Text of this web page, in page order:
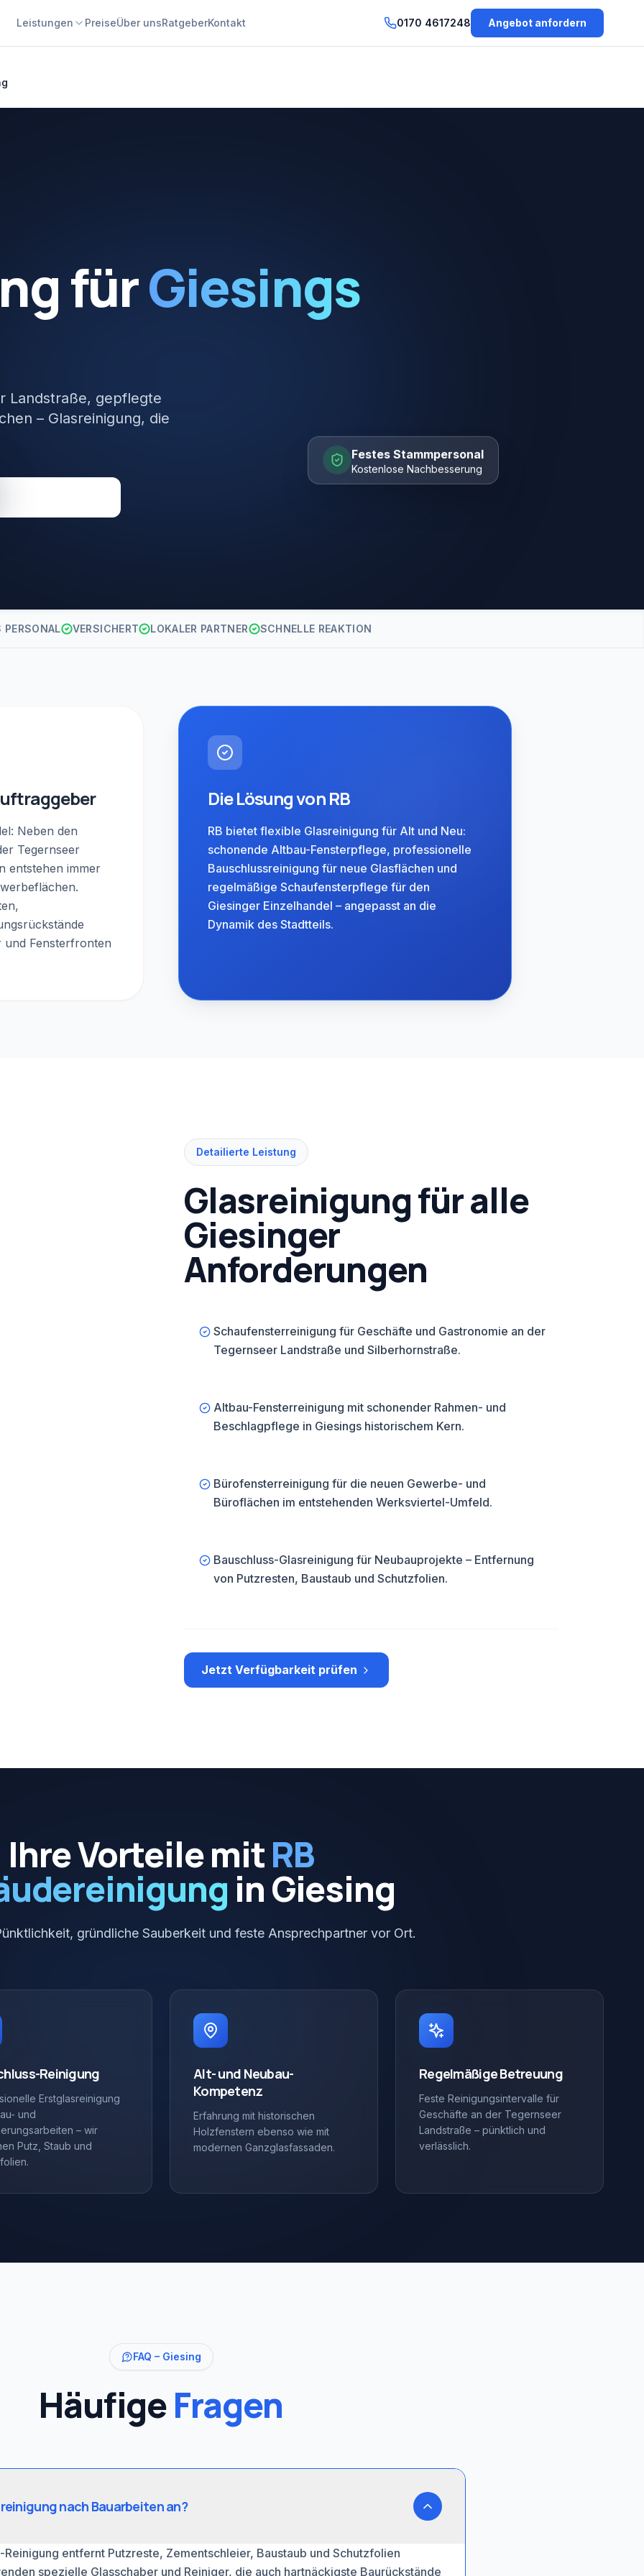
Leistungen PreiseÜber unsRatgeberKontakt 0170 4617248 Angebot anfordern
Festes Stammpersonal
Kostenlose Nachbesserung
fürGiesings
Landstraße, gepflegte
– Glasreinigung, die
PERSONAL VERSICHERT LOKALER PARTNER SCHNELLE REAKTION
Neben den
Tegernseer
entstehen immer
und Fensterfronten
Die Lösung von RB
RB bietet flexible Glasreinigung für Alt und Neu:
schonende Altbau-Fensterpflege, professionelle
Bauschlussreinigung für neue Glasflächen und
regelmäßige Schaufensterpflege für den
Giesinger Einzelhandel – angepasst an die
Dynamik des Stadtteils.
Detailierte Leistung
Glasreinigung für alle
Giesinger
Anforderungen
Schaufensterreinigung für Geschäfte und Gastronomie an der
Tegernseer Landstraße und Silberhornstraße.
Altbau-Fensterreinigung mit schonender Rahmen- und
Beschlagpflege in Giesings historischem Kern.
Bürofensterreinigung für die neuen Gewerbe- und
Büroflächen im entstehenden Werksviertel-Umfeld.
Bauschluss-Glasreinigung für Neubauprojekte – Entfernung
von Putzresten, Baustaub und Schutzfolien.
Jetzt Verfügbarkeit prüfen
Ihre Vorteile mitRB
inGiesing
gründliche Sauberkeit und feste Ansprechpartner vor Ort.
Reinigung
Erstglasreinigung
und
– wir
Putz, Staub und
Alt- und Neubau-
Kompetenz
Erfahrung mit historischen
Holzfenstern ebenso wie mit
modernen Ganzglasfassaden.
Regelmäßige Betreuung
Feste Reinigungsintervalle für
Geschäfte an der Tegernseer
Landstraße – pünktlich und
verlässlich.
FAQ – Giesing
HäufigeFragen
nach Bauarbeiten an?
Reinigung entfernt Putzreste, Zementschleier, Baustaub und Schutzfolien
spezielle Glasschaber und Reiniger, die auch hartnäckigste Baurückstände